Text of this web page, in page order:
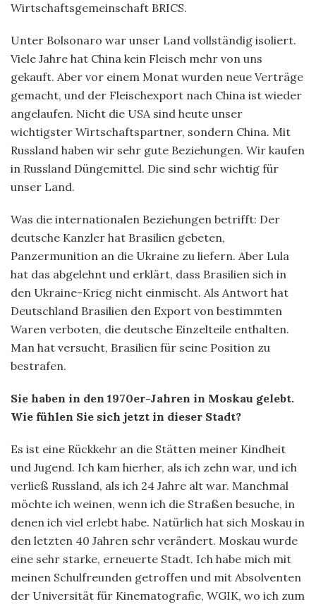
Wirtschaftsgemeinschaft BRICS.
Unter Bolsonaro war unser Land vollständig isoliert.
Viele Jahre hat China kein Fleisch mehr von uns
gekauft. Aber vor einem Monat wurden neue Verträge
gemacht, und der Fleischexport nach China ist wieder
angelaufen. Nicht die USA sind heute unser
wichtigster Wirtschaftspartner, sondern China. Mit
Russland haben wir sehr gute Beziehungen. Wir kaufen
in Russland Düngemittel. Die sind sehr wichtig für
unser Land.
Was die internationalen Beziehungen betrifft: Der
deutsche Kanzler hat Brasilien gebeten,
Panzermunition an die Ukraine zu liefern. Aber Lula
hat das abgelehnt und erklärt, dass Brasilien sich in
den Ukraine-Krieg nicht einmischt. Als Antwort hat
Deutschland Brasilien den Export von bestimmten
Waren verboten, die deutsche Einzelteile enthalten.
Man hat versucht, Brasilien für seine Position zu
bestrafen.
Sie haben in den 1970er-Jahren in Moskau gelebt.
Wie fühlen Sie sich jetzt in dieser Stadt?
Es ist eine Rückkehr an die Stätten meiner Kindheit
und Jugend. Ich kam hierher, als ich zehn war, und ich
verließ Russland, als ich 24 Jahre alt war. Manchmal
möchte ich weinen, wenn ich die Straßen besuche, in
denen ich viel erlebt habe. Natürlich hat sich Moskau in
den letzten 40 Jahren sehr verändert. Moskau wurde
eine sehr starke, erneuerte Stadt. Ich habe mich mit
meinen Schulfreunden getroffen und mit Absolventen
der Universität für Kinematografie, WGIK, wo ich zum